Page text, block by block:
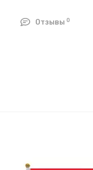
Отзывы 0